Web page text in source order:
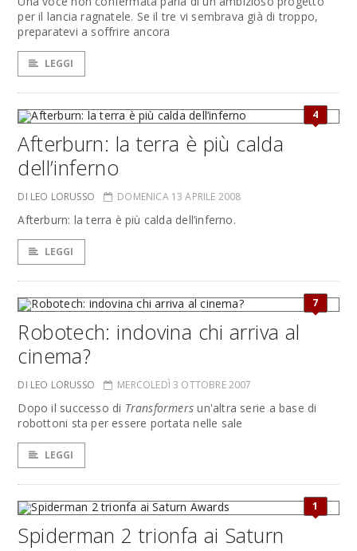
per il lancia ragnatele. Se il tre vi sembrava già di troppo,
preparatevi a soffrire ancora
LEGGI
4
Afterburn: la terra è più calda
dell’inferno
DI LEO LORUSSO DOMENICA 13 APRILE 2008
Afterburn: la terra è più calda dell’inferno.
LEGGI
7
Robotech: indovina chi arriva al
cinema?
DI LEO LORUSSO MERCOLEDÌ 3 OTTOBRE 2007
Dopo il successo di Transformers un'altra serie a base di
robottoni sta per essere portata nelle sale
LEGGI
1
Spiderman 2 trionfa ai Saturn